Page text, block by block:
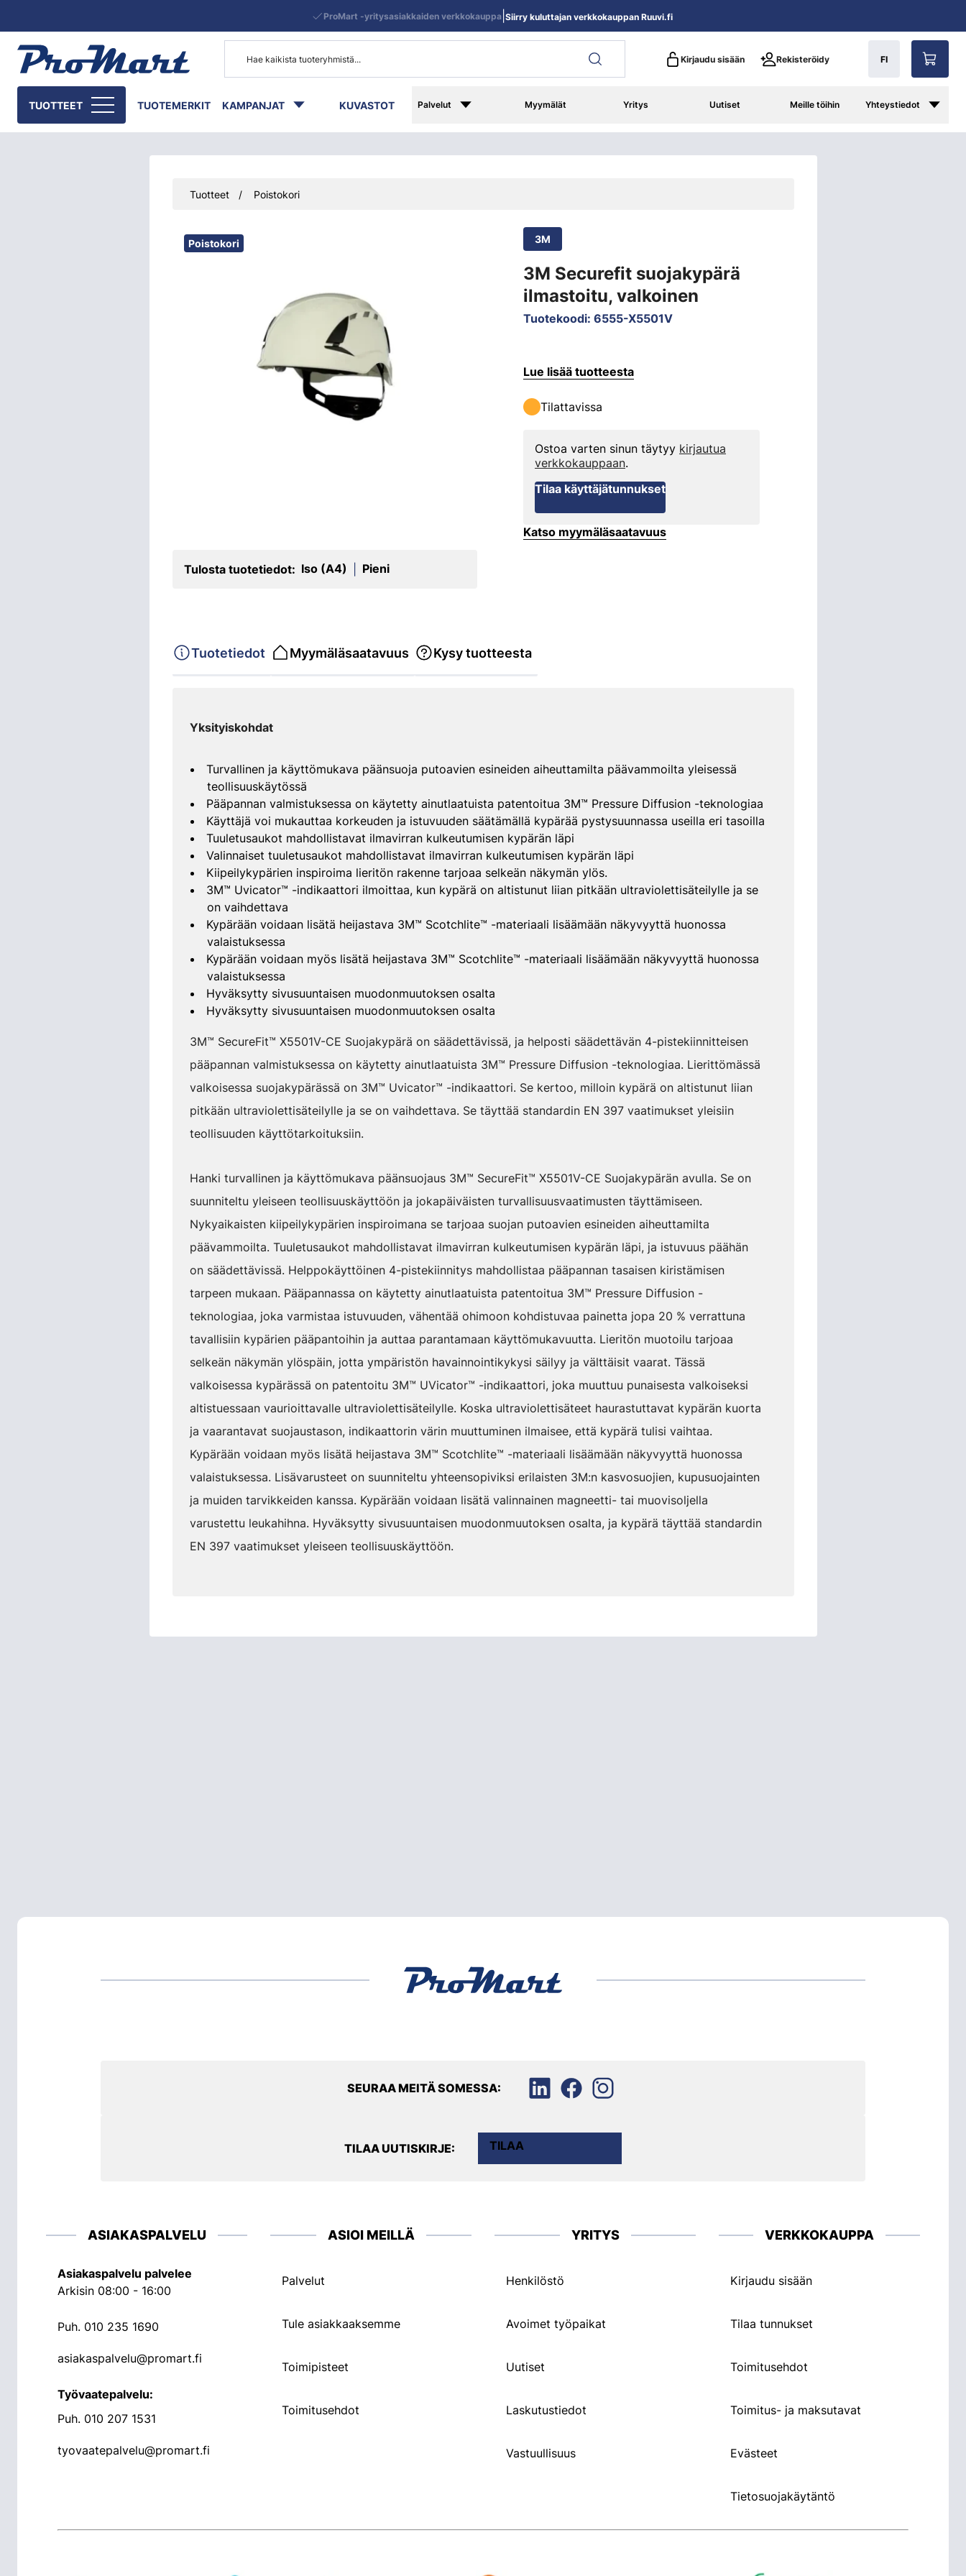
Kirjaudu sisään Rekisteröidy FI
TUOTTEET TUOTEMERKIT KAMPANJAT KUVASTOT Palvelut Myymälät Yritys Uutiset Meille töihin Yhteystiedot
ProMart -yritysasiakkaiden verkkokauppa| Siirry kuluttajan verkkokauppan Ruuvi.fi
Tuotteet Poistokori
3M
3M Securefit suojakypärä
ilmastoitu, valkoinen
Tuotekoodi: 6555-X5501V
Poistokori
Tulosta tuotetiedot: Iso (A4) Pieni
Lue lisää tuotteesta
Tilattavissa
Ostoa varten sinun täytyy kirjautua
verkkokauppaan.
Tilaa käyttäjätunnukset
Katso myymäläsaatavuus
Tuotetiedot Myymäläsaatavuus Kysy tuotteesta
Yksityiskohdat
Turvallinen ja käyttömukava päänsuoja putoavien esineiden aiheuttamilta päävammoilta yleisessä
teollisuuskäytössä
Pääpannan valmistuksessa on käytetty ainutlaatuista patentoitua 3M™ Pressure Diffusion -teknologiaa
Käyttäjä voi mukauttaa korkeuden ja istuvuuden säätämällä kypärää pystysuunnassa useilla eri tasoilla
Tuuletusaukot mahdollistavat ilmavirran kulkeutumisen kypärän läpi
Valinnaiset tuuletusaukot mahdollistavat ilmavirran kulkeutumisen kypärän läpi
Kiipeilykypärien inspiroima lieritön rakenne tarjoaa selkeän näkymän ylös.
3M™ Uvicator™ -indikaattori ilmoittaa, kun kypärä on altistunut liian pitkään ultraviolettisäteilylle ja se
on vaihdettava
Kypärään voidaan lisätä heijastava 3M™ Scotchlite™ -materiaali lisäämään näkyvyyttä huonossa
valaistuksessa
Kypärään voidaan myös lisätä heijastava 3M™ Scotchlite™ -materiaali lisäämään näkyvyyttä huonossa
valaistuksessa
Hyväksytty sivusuuntaisen muodonmuutoksen osalta
Hyväksytty sivusuuntaisen muodonmuutoksen osalta
3M™ SecureFit™ X5501V-CE Suojakypärä on säädettävissä, ja helposti säädettävän 4-pistekiinnitteisen
pääpannan valmistuksessa on käytetty ainutlaatuista 3M™ Pressure Diffusion -teknologiaa. Lierittömässä
valkoisessa suojakypärässä on 3M™ Uvicator™ -indikaattori. Se kertoo, milloin kypärä on altistunut liian
pitkään ultraviolettisäteilylle ja se on vaihdettava. Se täyttää standardin EN 397 vaatimukset yleisiin
teollisuuden käyttötarkoituksiin.
Hanki turvallinen ja käyttömukava päänsuojaus 3M™ SecureFit™ X5501V-CE Suojakypärän avulla. Se on
suunniteltu yleiseen teollisuuskäyttöön ja jokapäiväisten turvallisuusvaatimusten täyttämiseen.
Nykyaikaisten kiipeilykypärien inspiroimana se tarjoaa suojan putoavien esineiden aiheuttamilta
päävammoilta. Tuuletusaukot mahdollistavat ilmavirran kulkeutumisen kypärän läpi, ja istuvuus päähän
on säädettävissä. Helppokäyttöinen 4-pistekiinnitys mahdollistaa pääpannan tasaisen kiristämisen
tarpeen mukaan. Pääpannassa on käytetty ainutlaatuista patentoitua 3M™ Pressure Diffusion -
teknologiaa, joka varmistaa istuvuuden, vähentää ohimoon kohdistuvaa painetta jopa 20 % verrattuna
tavallisiin kypärien pääpantoihin ja auttaa parantamaan käyttömukavuutta. Lieritön muotoilu tarjoaa
selkeän näkymän ylöspäin, jotta ympäristön havainnointikykysi säilyy ja välttäisit vaarat. Tässä
valkoisessa kypärässä on patentoitu 3M™ UVicator™ -indikaattori, joka muuttuu punaisesta valkoiseksi
altistuessaan vaurioittavalle ultraviolettisäteilylle. Koska ultraviolettisäteet haurastuttavat kypärän kuorta
ja vaarantavat suojaustason, indikaattorin värin muuttuminen ilmaisee, että kypärä tulisi vaihtaa.
Kypärään voidaan myös lisätä heijastava 3M™ Scotchlite™ -materiaali lisäämään näkyvyyttä huonossa
valaistuksessa. Lisävarusteet on suunniteltu yhteensopiviksi erilaisten 3M:n kasvosuojien, kupusuojainten
ja muiden tarvikkeiden kanssa. Kypärään voidaan lisätä valinnainen magneetti- tai muovisoljella
varustettu leukahihna. Hyväksytty sivusuuntaisen muodonmuutoksen osalta, ja kypärä täyttää standardin
EN 397 vaatimukset yleiseen teollisuuskäyttöön.
SEURAA MEITÄ SOMESSA:
TILAA UUTISKIRJE: TILAA
ASIAKASPALVELU
Asiakaspalvelu palvelee
Arkisin 08:00 - 16:00
Puh. 010 235 1690
asiakaspalvelu@promart.fi
Työvaatepalvelu:
Puh. 010 207 1531
tyovaatepalvelu@promart.fi
ASIOI MEILLÄ
Palvelut
Tule asiakkaaksemme
Toimipisteet
Toimitusehdot
YRITYS
Henkilöstö
Avoimet työpaikat
Uutiset
Laskutustiedot
Vastuullisuus
VERKKOKAUPPA
Kirjaudu sisään
Tilaa tunnukset
Toimitusehdot
Toimitus- ja maksutavat
Evästeet
Tietosuojakäytäntö